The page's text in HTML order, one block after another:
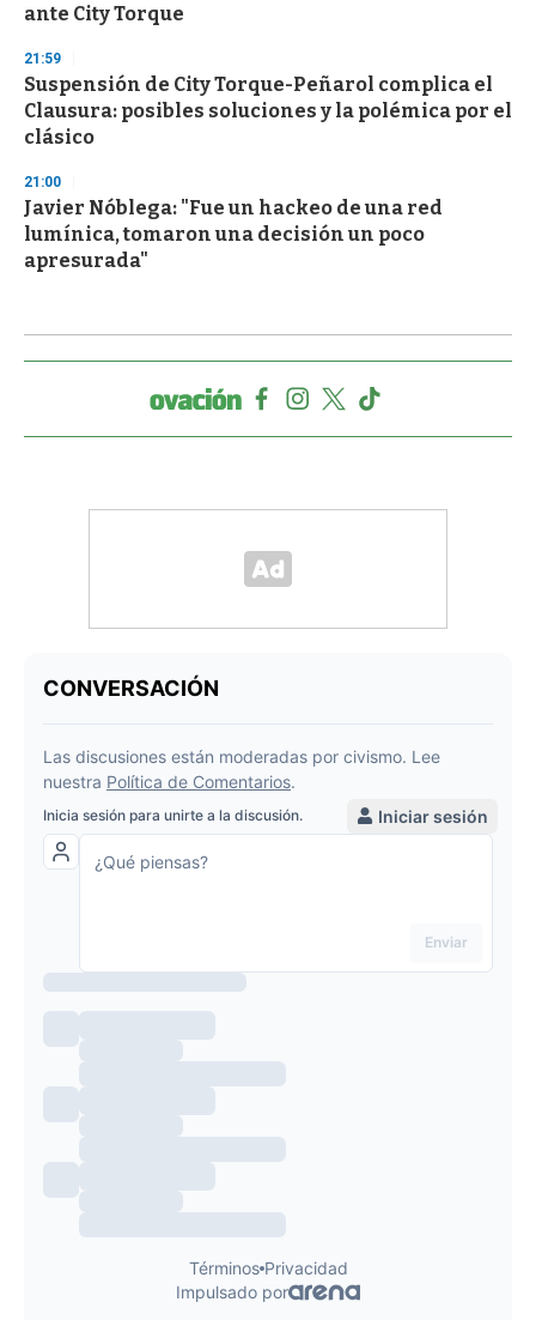
ante City Torque
21:59
Suspensión de City Torque-Peñarol complica el
Clausura: posibles soluciones y la polémica por el
clásico
21:00
Javier Nóblega: "Fue un hackeo de una red
lumínica, tomaron una decisión un poco
apresurada"